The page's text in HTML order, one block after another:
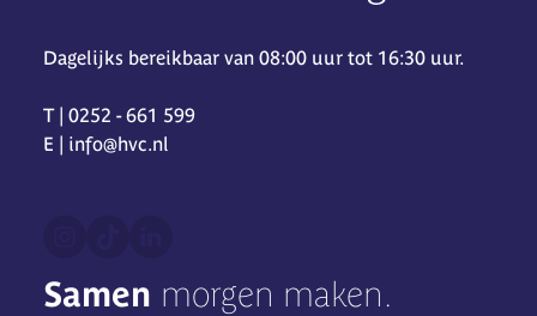
Dagelijks bereikbaar van 08:00 uur tot 16:30 uur.
T | 0252 - 661 599
E | info@hvc.nl
Samen morgen maken.